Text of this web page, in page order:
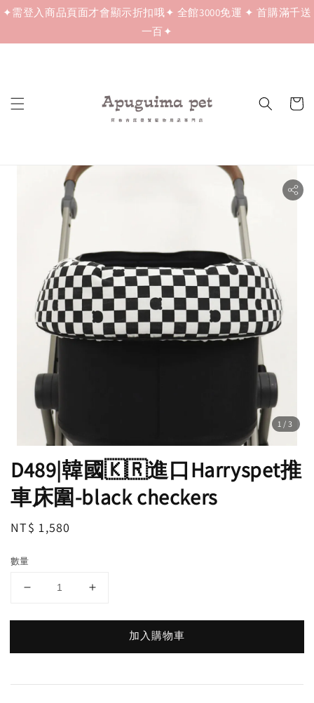
✦需登入商品頁面才會顯示折扣哦✦ 全館3000免運 ✦ 首購滿千送
一百✦
1 /3
D489|韓國🇰🇷進口Harryspet推
車床圍-black checkers
Regular
NT$ 1,580
數量
加入購物車